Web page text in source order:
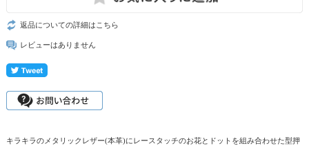
返品についての詳細はこちら
レビューはありません
キラキラのメタリックレザー(本革)にレースタッチのお花とドットを組み合わせた型押